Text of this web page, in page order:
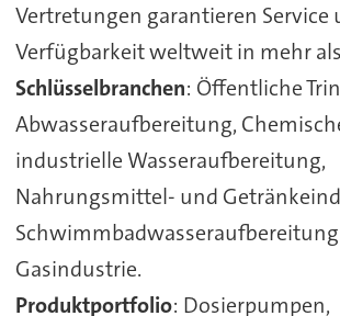
Vertretungen garantieren Service
Verfügbarkeit weltweit in mehr
Schlüsselbranchen: Öffentliche
Abwasseraufbereitung,
industrielle Wasseraufbereitung,
Nahrungsmittel- und
Gasindustrie.
Produktportfolio: Dosierpumpen,